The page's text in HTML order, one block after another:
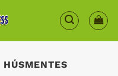
HÚSMENTES